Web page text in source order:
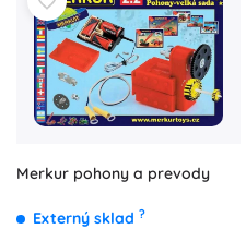
Merkur pohony a prevody
Externý sklad ?